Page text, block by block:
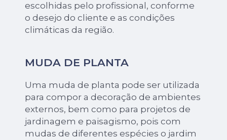
escolhidas pelo profissional, conforme
o desejo do cliente e as condições
climáticas da região.
MUDA DE PLANTA
Uma muda de planta pode ser utilizada
para compor a decoração de ambientes
externos, bem como para projetos de
jardinagem e paisagismo, pois com
mudas de diferentes espécies o jardim